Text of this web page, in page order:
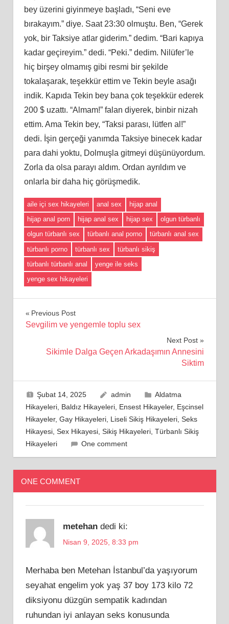
bey üzerini giyinmeye başladı, “Seni eve
bırakayım.” diye. Saat 23:30 olmuştu. Ben, “Gerek
yok, bir Taksiye atlar giderim.” dedim. “Bari kapıya
kadar geçireyim.” dedi. “Peki.” dedim. Nilüfer’le
hiç birşey olmamış gibi resmi bir şekilde
tokalaşarak, teşekkür ettim ve Tekin beyle asağı
indik. Kapıda Tekin bey bana çok teşekkür ederek
200 $ uzattı. “Almam!” falan diyerek, binbir nizah
ettim. Ama Tekin bey, “Taksi parası, lütfen al!”
dedi. İşin gerçeği yanımda Taksiye binecek kadar
para dahi yoktu, Dolmuşla gitmeyi düşünüyordum.
Zorla da olsa parayı aldım. Ordan ayrıldım ve
onlarla bir daha hiç görüşmedik.
aile içi sex hikayeleri anal sex
hijap anal
hijap anal porn
hijap anal sex hijap sex
olgun türbanlı
olgun türbanlı sex
türbanlı anal porno
türbanlı anal sex
türbanlı porno
türbanlı sex
türbanlı sikiş
türbanlı türbanlı anal
yenge ile seks
yenge sex hikayeleri
Yazı
Previous Post
Sevgilim ve yengemle toplu sex
Next Post
Sikimle Dalga Geçen Arkadaşımın Annesini
Siktim
Şubat 14, 2025 admin
Aldatma
Hikayeleri, Baldız Hikayeleri, Ensest Hikayeler, Eşcinsel
Hikayeler, Gay Hikayeleri, Liseli Sikiş Hikayeleri, Seks
Hikayesi, Sex Hikayesi, Sikiş Hikayeleri, Türbanlı Sikiş
Hikayeleri
One comment
ONE COMMENT
metehan dedi ki:
Nisan 9, 2025, 8:33 pm
Merhaba ben Metehan İstanbul’da yaşıyorum
seyahat engelim yok yaş 37 boy 173 kilo 72
diksiyonu düzgün sempatik kadından
ruhundan iyi anlayan seks konusunda